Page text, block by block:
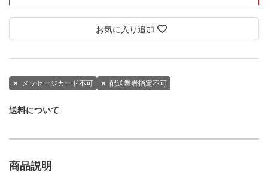
お気に入り追加
✕ メッセージカード不可 ✕ 配送業者指定不可
送料について
商品説明